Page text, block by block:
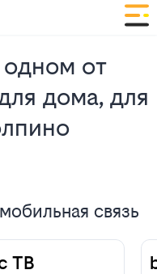
от
дома, для
связь
ТВ